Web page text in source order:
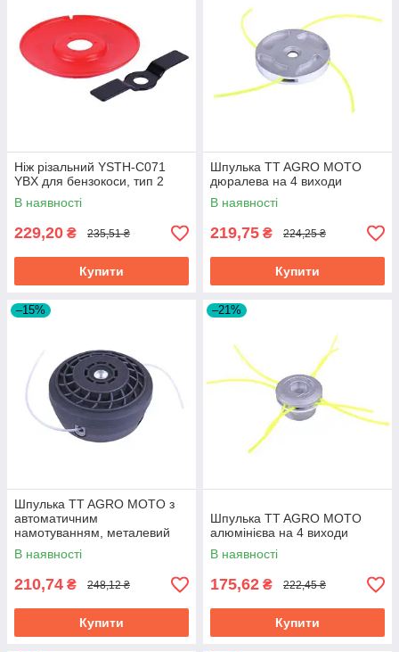
Ніж різальний YSTH-C071
YBX для бензокоси, тип 2
В наявності
229,20 ₴ 235,51 ₴
Купити
Шпулька TT AGRO MOTO
дюралева на 4 виходи
В наявності
219,75 ₴ 224,25 ₴
Купити
–15%
Шпулька TT AGRO MOTO з
автоматичним
намотуванням, металевий
носик із підшипником
В наявності
210,74 ₴ 248,12 ₴
Купити
–21%
Шпулька TT AGRO MOTO
алюмінієва на 4 виходи
В наявності
175,62 ₴ 222,45 ₴
Купити